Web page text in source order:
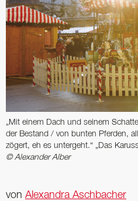
„Mit einem Dach und seinem
der Bestand / von bunten Pferden,
zögert, eh es untergeht.“ „Das
© Alexander Alber
von Alexandra Aschbacher